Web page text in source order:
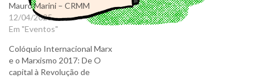
Mauro Marini – CRMM
12/04/2025
Em "Eventos"
Colóquio Internacional Marx
e o Marxismo 2017: De O
capital à Revolução de